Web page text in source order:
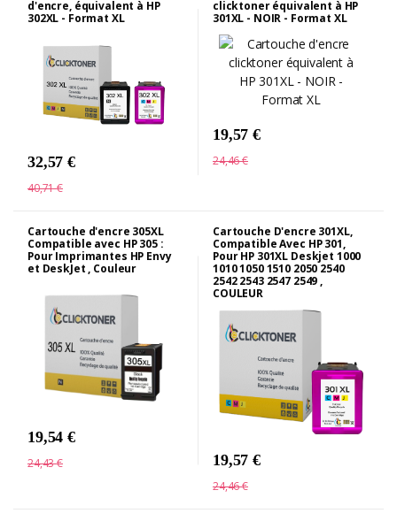
d'encre, équivalent à HP
302XL - Format XL
32,57 €
40,71 €
clicktoner équivalent à HP
301XL - NOIR - Format XL
19,57 €
24,46 €
Cartouche d'encre 305XL
Compatible avec HP 305 :
Pour Imprimantes HP Envy
et DeskJet , Couleur
19,54 €
24,43 €
Cartouche D'encre 301XL,
Compatible Avec HP 301,
Pour HP 301XL Deskjet 1000
1010 1050 1510 2050 2540
2542 2543 2547 2549 ,
COULEUR
19,57 €
24,46 €